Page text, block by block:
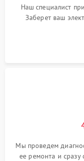
Наш специалист
Заберет ваш
Мы проведем
ее ремонта и